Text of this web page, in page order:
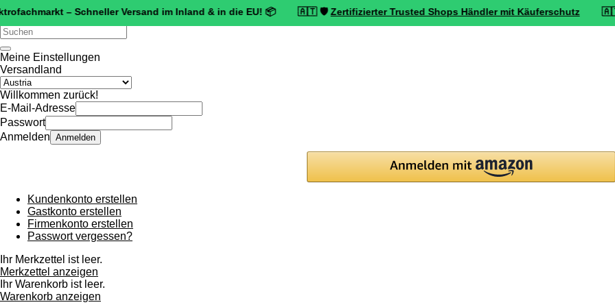
– Schneller Versand im Inland & in die EU! 📦 🇦🇹 🛡️ Zertifizierter Trusted Shops Händler mit Käuferschutz🇦🇹 ⭐ Top
Verwende
die
oben
und
unten,
um
das
Eingabetaste,
zum
ausgewählten
Meine Einstellungen
Versandland
Willkommen zurück!
E-Mail-Adresse
Passwort
Anmelden Anmelden
Kundenkonto erstellen
Gastkonto erstellen
Firmenkonto erstellen
Passwort vergessen?
Ihr Merkzettel ist leer.
Merkzettel anzeigen
Ihr Warenkorb ist leer.
Warenkorb anzeigen